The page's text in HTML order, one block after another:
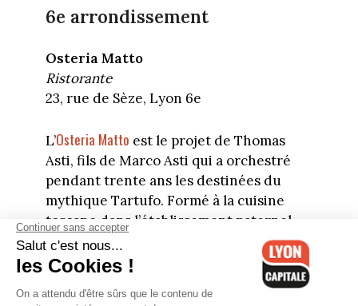
6e arrondissement
Osteria Matto
Ristorante
23, rue de Sèze, Lyon 6e
L’Osteria Matto est le projet de Thomas
Asti, fils de Marco Asti qui a orchestré
pendant trente ans les destinées du
mythique Tartufo. Formé à la cuisine
toscane dans l’établissement paternel,
Thomas Asti propose une carte courte et
précise, sans pizza, où s’enchaînent
agnolotti piemontesi, beurre à l’ail noir,
parmigiano, pâtes fraîches maison,